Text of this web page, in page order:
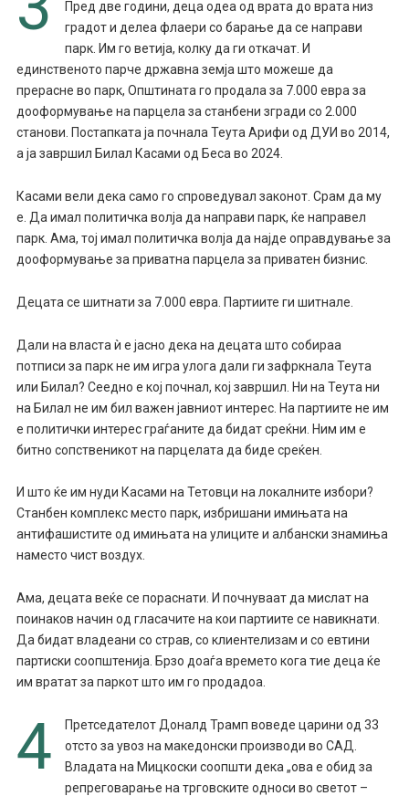
Пред две години, деца одеа од врата до врата низ
градот и делеа флаери со барање да се направи
парк. Им го ветија, колку да ги откачат. И
единственото парче државна земја што можеше да
прерасне во парк, Општината го продала за 7.000 евра за
дооформување на парцела за станбени згради со 2.000
станови. Постапката ја почнала Теута Арифи од ДУИ во 2014,
а ја завршил Билал Касами од Беса во 2024.
Касами вели дека само го спроведувал законот. Срам да му
е. Да имал политичка волја да направи парк, ќе направел
парк. Ама, тој имал политичка волја да најде оправдување за
дооформување за приватна парцела за приватен бизнис.
Децата се шитнати за 7.000 евра. Партиите ги шитнале.
Дали на власта ѝ е јасно дека на децата што собираа
потписи за парк не им игра улога дали ги зафркнала Теута
или Билал? Сеедно е кој почнал, кој завршил. Ни на Теута ни
на Билал не им бил важен јавниот интерес. На партиите не им
е политички интерес граѓаните да бидат среќни. Ним им е
битно сопственикот на парцелата да биде среќен.
И што ќе им нуди Касами на Тетовци на локалните избори?
Станбен комплекс место парк, избришани имињата на
антифашистите од имињата на улиците и албански знамиња
наместо чист воздух.
Ама, децата веќе се пораснати. И почнуваат да мислат на
поинаков начин од гласачите на кои партиите се навикнати.
Да бидат владеани со страв, со клиентелизам и со евтини
партиски соопштенија. Брзо доаѓа времето кога тие деца ќе
им вратат за паркот што им го продадоа.
4
Претседателот Доналд Трамп воведе царини од 33
отсто за увоз на македонски производи во САД.
Владата на Мицкоски соопшти дека „ова е обид за
репреговарање на трговските односи во светот –